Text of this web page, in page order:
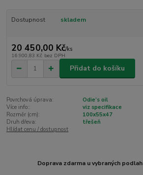
Dostupnost skladem
20 450,00 Kč/ks
16 900,83 Kč bez DPH
Přidat do košíku
Povrchová úprava:
Odie’s oil
Více info::
viz specifikace
Rozměr (cm):
100x55x47
Druh dřeva:
třešeň
Hlídat cenu / dostupnost
Doprava zdarma u vybraných podlah